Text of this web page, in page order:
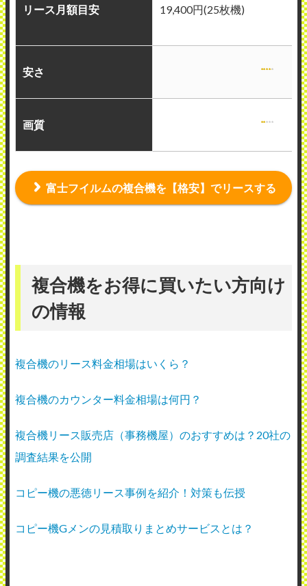
リース月額目安 19,400円(25枚機)
安さ
画質
富士フイルムの複合機を【格安】でリースする
複合機をお得に買いたい方向け
の情報
複合機のリース料金相場はいくら？
複合機のカウンター料金相場は何円？
複合機リース販売店（事務機屋）のおすすめは？20社の
調査結果を公開
コピー機の悪徳リース事例を紹介！対策も伝授
コピー機Gメンの見積取りまとめサービスとは？